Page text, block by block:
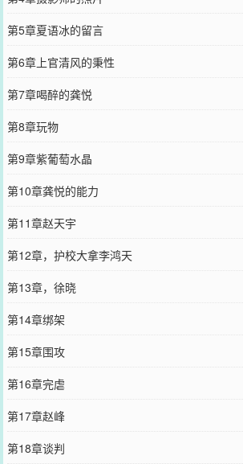
第5章夏语冰的留言
第6章上官清风的秉性
第7章喝醉的龚悦
第8章玩物
第9章紫葡萄水晶
第10章龚悦的能力
第11章赵天宇
第12章，护校大拿李鸿天
第13章，徐晓
第14章绑架
第15章围攻
第16章完虐
第17章赵峰
第18章谈判